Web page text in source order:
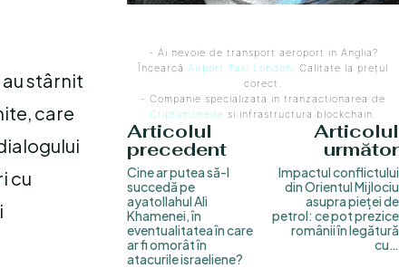
stârnit
care
cu
- Ai nevoie de transport aeroport in Anglia?
Încearcă Airport Taxi London. Calitate la prețul
corect.
- Companie specializata in tranzactionarea de
Criptomonede si infrastructura blockchain.
Articolul
precedent
Cine ar putea să-l
succedă pe
ayatollahul Ali
Khamenei, în
eventualitatea în care
ar fi omorât în
atacurile israeliene?
Articolul
următor
Impactul conflictului
din Orientul Mijlociu
asupra pieței de
petrol: ce pot prezice
românii în legătură
cu…